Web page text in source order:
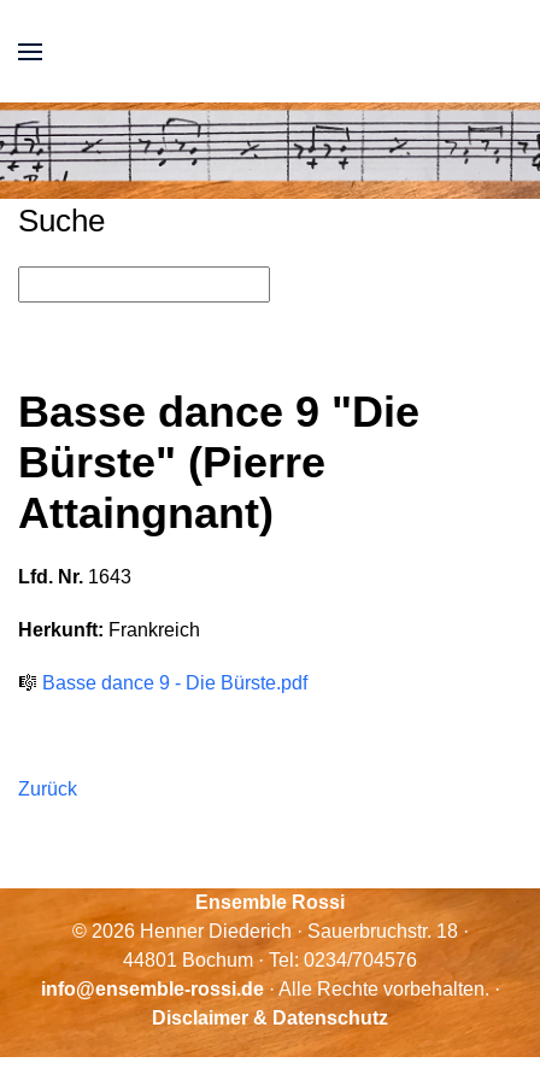
Suche
Basse dance 9 "Die
Bürste" (Pierre
Attaingnant)
Lfd. Nr. 1643
Herkunft: Frankreich
🎼 Basse dance 9 - Die Bürste.pdf
Zurück
Ensemble Rossi
© 2026 Henner Diederich · Sauerbruchstr. 18 ·
44801 Bochum · Tel: 0234/704576
info@ensemble-rossi.de· Alle Rechte vorbehalten. ·
Disclaimer & Datenschutz